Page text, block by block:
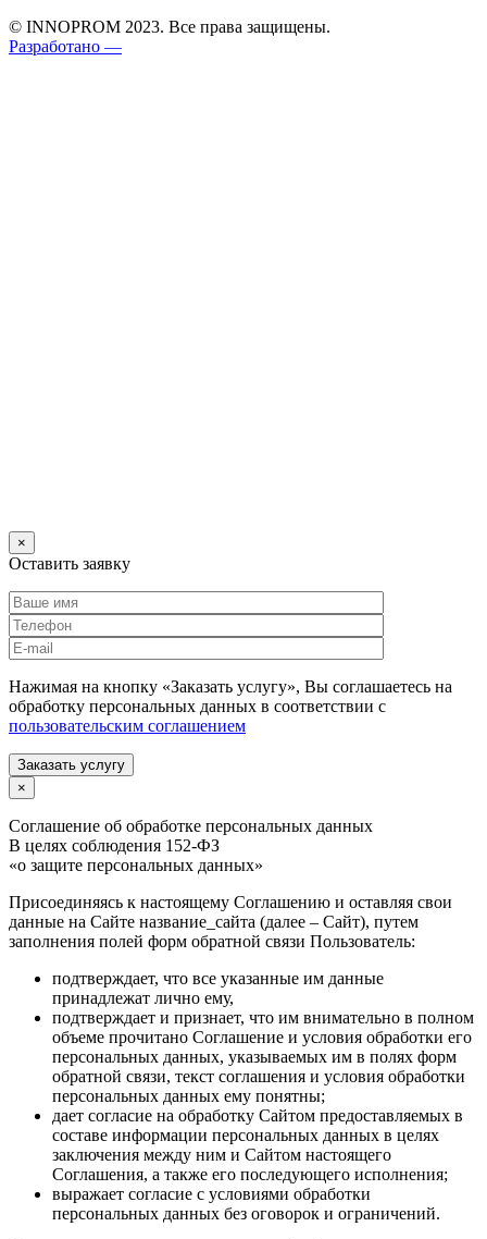
© INNOPROM 2023. Все права защищены.
Разработано —
×
Оставить заявку
Нажимая на кнопку «Заказать услугу», Вы соглашаетесь на
обработку персональных данных в соответствии с
пользовательским соглашением
Заказать услугу
×
Соглашение об обработке персональных данных
В целях соблюдения 152-ФЗ
«о защите персональных данных»
Присоединяясь к настоящему Соглашению и оставляя свои
данные на Сайте название_сайта (далее – Сайт), путем
заполнения полей форм обратной связи Пользователь:
подтверждает, что все указанные им данные
принадлежат лично ему,
подтверждает и признает, что им внимательно в полном
объеме прочитано Соглашение и условия обработки его
персональных данных, указываемых им в полях форм
обратной связи, текст соглашения и условия обработки
персональных данных ему понятны;
дает согласие на обработку Сайтом предоставляемых в
составе информации персональных данных в целях
заключения между ним и Сайтом настоящего
Соглашения, а также его последующего исполнения;
выражает согласие с условиями обработки
персональных данных без оговорок и ограничений.